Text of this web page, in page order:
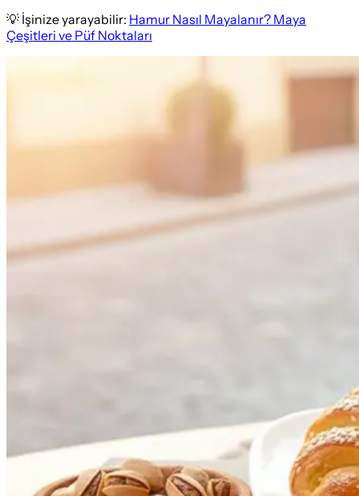
💡 İşinize yarayabilir: Hamur Nasıl Mayalanır? Maya
Çeşitleri ve Püf Noktaları